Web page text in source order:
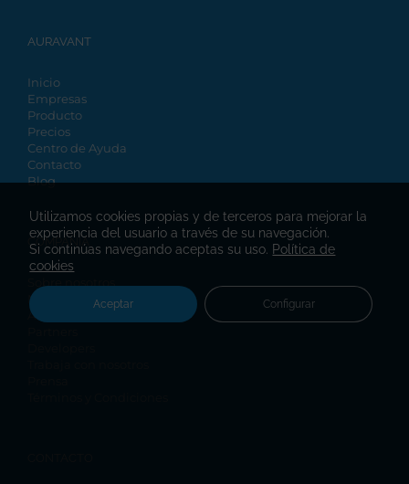
AURAVANT
Inicio
Empresas
Producto
Precios
Centro de Ayuda
Contacto
Blog
COMPAÑÍA
Nuestra Cultura
Auravant Ready
Utilizamos cookies propias y de terceros para mejorar la
experiencia del usuario a través de su navegación.
Si continúas navegando aceptas su uso. Política de
cookies
Aceptar Configurar